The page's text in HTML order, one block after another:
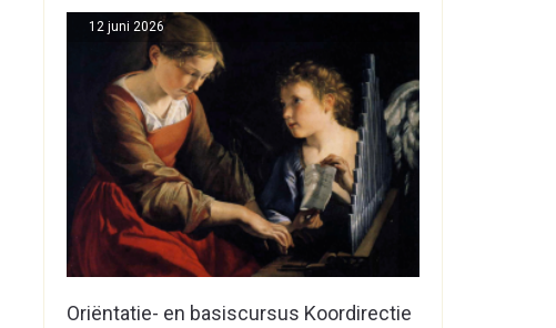
Oriëntatie- en basiscursus Koordirectie
12 juni 2026